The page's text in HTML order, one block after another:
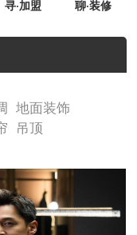
寻·加盟 聊·装修
地面装饰
吊顶